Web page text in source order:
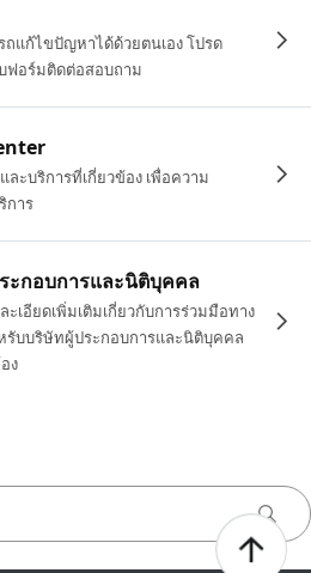
แก้ไขปัญหาได้ด้วยตนเอง โปรด
ฟอร์มติดต่อสอบถาม
ละบริการที่เกี่ยวข้อง เพื่อความ
การ
ะกอบการและนิติบุคคล
เอียดเพิ่มเติมเกี่ยวกับการร่วมมือทาง
รับบริษัทผู้ประกอบการและนิติบุคคล
ง